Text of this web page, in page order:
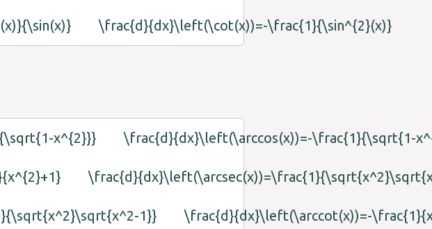
\frac{d}{dx}\left(\cot(x))=-\frac{1}{\sin^{2}(x)}
x^{2}}} \frac{d}{dx}\left(\arccos(x))=-\frac{1}{\sqrt{1-
1}} \frac{d}{dx}\left(\arccot(x))=-